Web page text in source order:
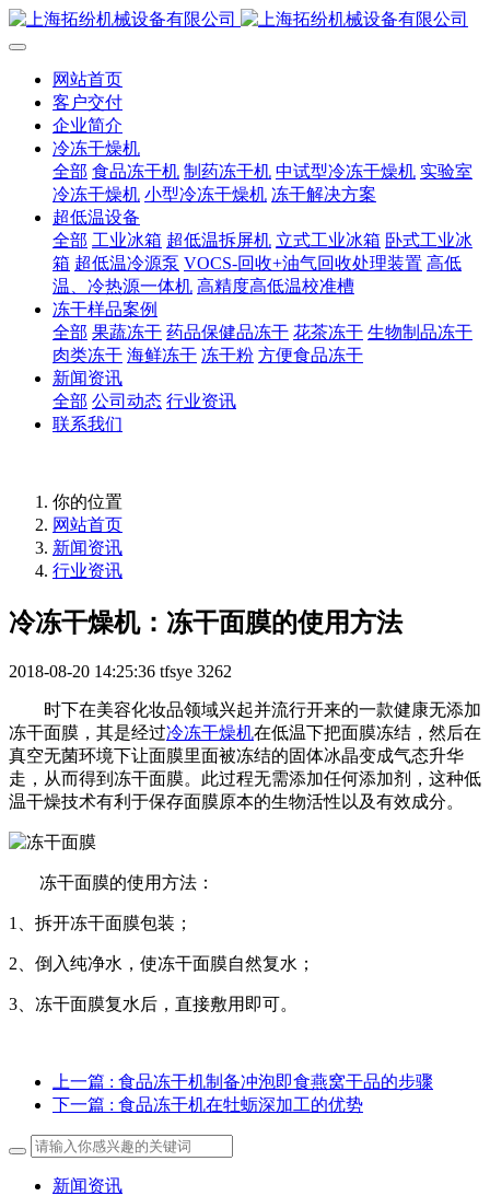
网站首页
客户交付
企业简介
冷冻干燥机
全部 食品冻干机 制药冻干机 中试型冷冻干燥机 实验室
冷冻干燥机 小型冷冻干燥机 冻干解决方案
超低温设备
全部 工业冰箱 超低温拆屏机 立式工业冰箱 卧式工业冰
箱 超低温冷源泵 VOCS-回收+油气回收处理装置 高低
温、冷热源一体机 高精度高低温校准槽
冻干样品案例
全部 果蔬冻干 药品保健品冻干 花茶冻干 生物制品冻干
肉类冻干 海鲜冻干 冻干粉 方便食品冻干
新闻资讯
全部 公司动态 行业资讯
联系我们
你的位置
网站首页
新闻资讯
行业资讯
冷冻干燥机：冻干面膜的使用方法
2018-08-20 14:25:36 tfsye 3262
时下在美容化妆品领域兴起并流行开来的一款健康无添加
冻干面膜，其是经过冷冻干燥机在低温下把面膜冻结，然后在
真空无菌环境下让面膜里面被冻结的固体冰晶变成气态升华
走，从而得到冻干面膜。此过程无需添加任何添加剂，这种低
温干燥技术有利于保存面膜原本的生物活性以及有效成分。
冻干面膜的使用方法：
1、拆开冻干面膜包装；
2、倒入纯净水，使冻干面膜自然复水；
3、冻干面膜复水后，直接敷用即可。
上一篇 : 食品冻干机制备冲泡即食燕窝干品的步骤
下一篇 : 食品冻干机在牡蛎深加工的优势
新闻资讯